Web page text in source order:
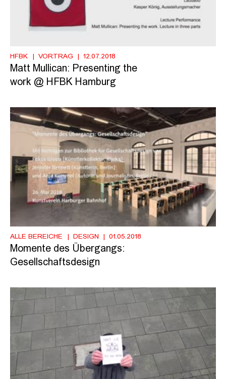
HFBK VORTRAG 12.07.2018
Matt Mullican: Presenting the
work @ HFBK Hamburg
ALLE BEREICHE DESIGN 01.05.2018
Momente des Übergangs:
Gesellschaftsdesign